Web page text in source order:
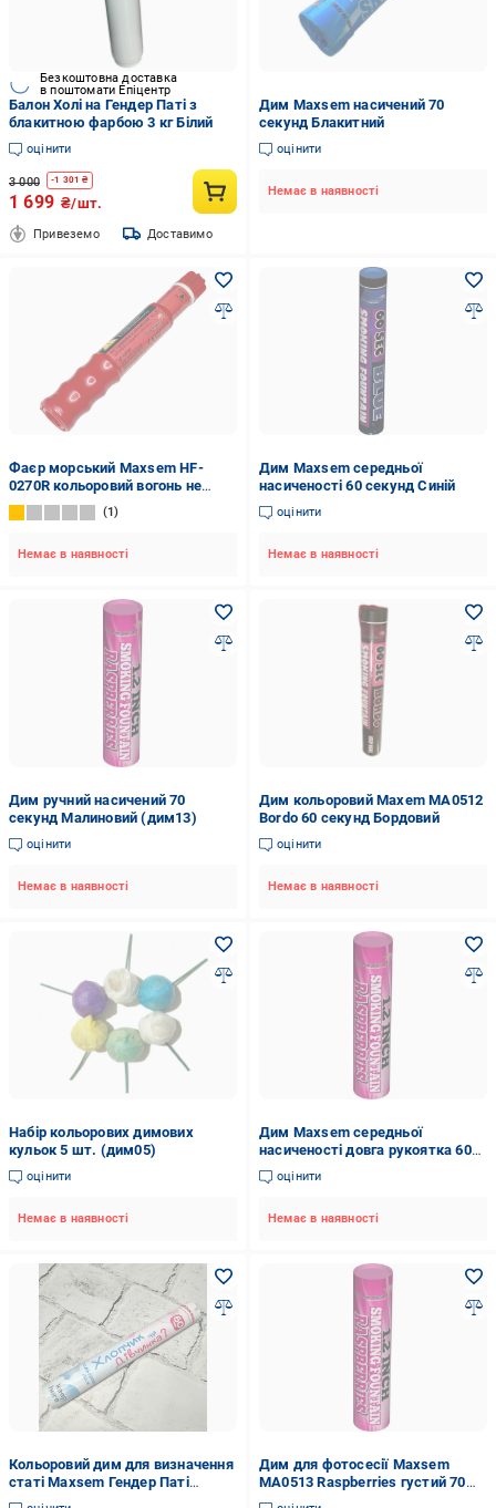
Безкоштовна доставка
в поштомати Епіцентр
Балон Холі на Гендер Паті з
блакитною фарбою 3 кг Білий
оцінити
3 000 -1 301 ₴
1 699 ₴/шт.
Привеземо Доставимо
Дим Maxsem насичений 70
секунд Блакитний
оцінити
Немає в наявності
Фаєр морський Maxsem HF-
0270R кольоровий вогонь не
гасне у воді 60 секунд Червоний
1
Немає в наявності
Дим Maxsem середньої
насиченості 60 секунд Синій
оцінити
Немає в наявності
Дим ручний насичений 70
секунд Малиновий (дим13)
оцінити
Немає в наявності
Дим кольоровий Maxem MA0512
Bordo 60 секунд Бордовий
оцінити
Немає в наявності
Набір кольорових димових
кульок 5 шт. (дим05)
оцінити
Немає в наявності
Дим Maxsem середньої
насиченості довга рукоятка 60
секунд Рожевий
оцінити
Немає в наявності
Кольоровий дим для визначення
статі Maxsem Гендер Паті
Хлопчик 60 сек Блакитний (071)
Дим для фотосесії Maxsem
MA0513 Raspberries густий 70
секунд Малиновий/Рожевий